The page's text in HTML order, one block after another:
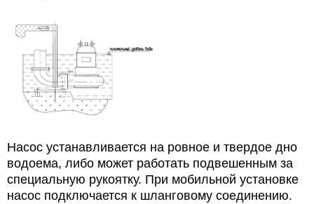
Насос устанавливается на ровное и твердое дно
водоема, либо может работать подвешенным за
специальную рукоятку. При мобильной установке
насос подключается к шланговому соединению.